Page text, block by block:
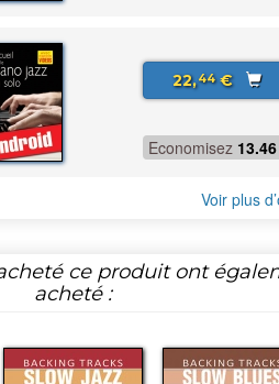
22,44€
Economisez 13.46
Voir plus
ce produit ont
acheté :